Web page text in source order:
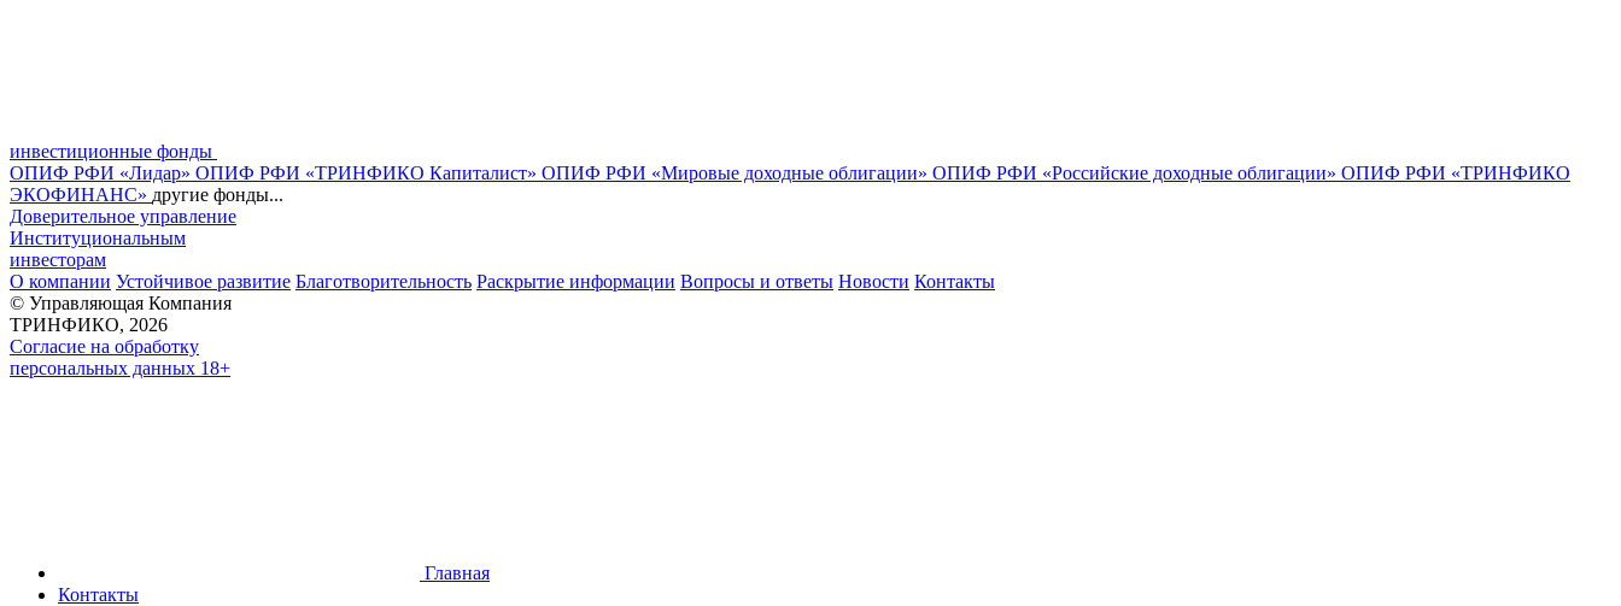
инвестиционные фонды
ОПИФ РФИ «Лидар» ОПИФ РФИ «ТРИНФИКО Капиталист» ОПИФ РФИ «Мировые доходные облигации» ОПИФ РФИ «Российские доходные облигации» ОПИФ РФИ «ТРИНФИКО
ЭКОФИНАНС» другие фонды...
Доверительное управление
Институциональным
инвесторам
О компании Устойчивое развитие Благотворительность Раскрытие информации Вопросы и ответы Новости Контакты
© Управляющая Компания
ТРИНФИКО, 2026
Согласие на обработку
персональных данных 18+
Главная
Контакты